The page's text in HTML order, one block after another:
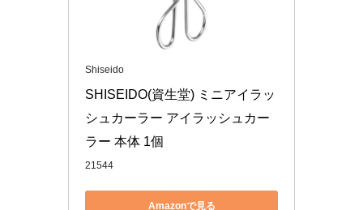
Shiseido
SHISEIDO(資生堂) ミニアイラッ
シュカーラー アイラッシュカー
ラー 本体 1個
21544
Amazonで見る